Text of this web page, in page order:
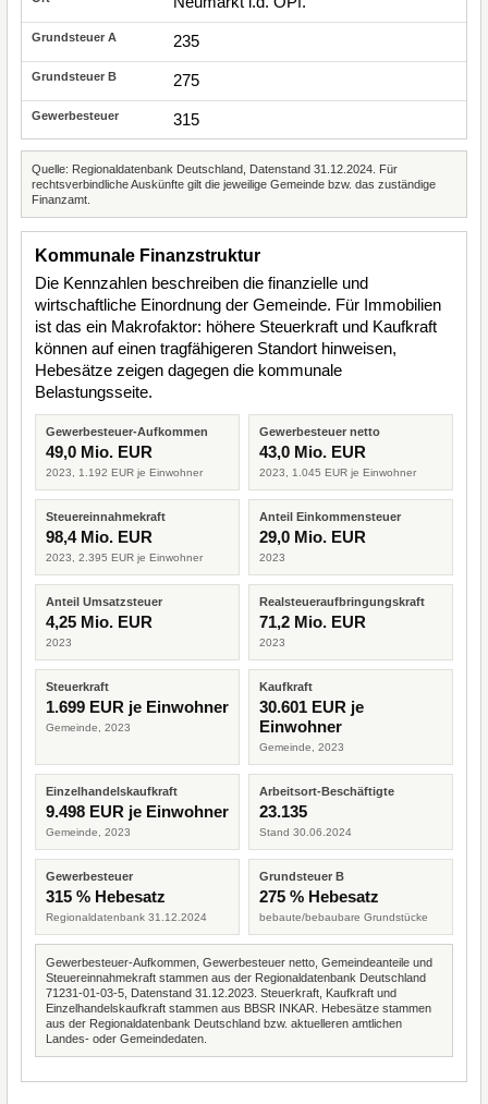
235
275
315
Quelle: Regionaldatenbank Deutschland, Datenstand 31.12.2024. Für
rechtsverbindliche Auskünfte gilt die jeweilige Gemeinde bzw. das zuständige
Finanzamt.
Kommunale Finanzstruktur
Die Kennzahlen beschreiben die finanzielle und
wirtschaftliche Einordnung der Gemeinde. Für Immobilien
ist das ein Makrofaktor: höhere Steuerkraft und Kaufkraft
können auf einen tragfähigeren Standort hinweisen,
Hebesätze zeigen dagegen die kommunale
Belastungsseite.
Gewerbesteuer-Aufkommen
49,0 Mio. EUR
2023, 1.192 EUR je Einwohner
Gewerbesteuer netto
43,0 Mio. EUR
2023, 1.045 EUR je Einwohner
Steuereinnahmekraft
98,4 Mio. EUR
2023, 2.395 EUR je Einwohner
Anteil Einkommensteuer
29,0 Mio. EUR
2023
Anteil Umsatzsteuer
4,25 Mio. EUR
2023
Realsteueraufbringungskraft
71,2 Mio. EUR
2023
Steuerkraft
1.699 EUR je Einwohner
Gemeinde, 2023
Kaufkraft
30.601 EUR je
Einwohner
Gemeinde, 2023
Einzelhandelskaufkraft
9.498 EUR je Einwohner
Gemeinde, 2023
Arbeitsort-Beschäftigte
23.135
Stand 30.06.2024
Gewerbesteuer
315 % Hebesatz
Regionaldatenbank 31.12.2024
Grundsteuer B
275 % Hebesatz
bebaute/bebaubare Grundstücke
Gewerbesteuer-Aufkommen, Gewerbesteuer netto, Gemeindeanteile und
Steuereinnahmekraft stammen aus der Regionaldatenbank Deutschland
71231-01-03-5, Datenstand 31.12.2023. Steuerkraft, Kaufkraft und
Einzelhandelskaufkraft stammen aus BBSR INKAR. Hebesätze stammen
aus der Regionaldatenbank Deutschland bzw. aktuelleren amtlichen
Landes- oder Gemeindedaten.